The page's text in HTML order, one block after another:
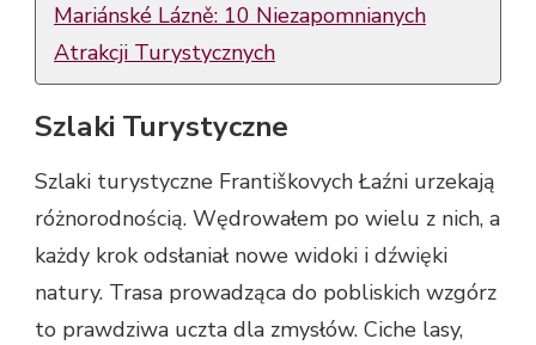
Mariánské Lázně: 10 Niezapomnianych
Atrakcji Turystycznych
Szlaki Turystyczne
Szlaki turystyczne Františkovych Łaźni urzekają
różnorodnością. Wędrowałem po wielu z nich, a
każdy krok odsłaniał nowe widoki i dźwięki
natury. Trasa prowadząca do pobliskich wzgórz
to prawdziwa uczta dla zmysłów. Ciche lasy,